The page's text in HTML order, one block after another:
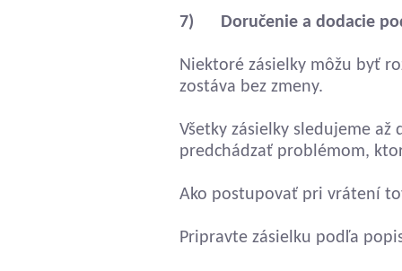
7) Doručenie a dodacie
Niektoré zásielky môžu byť
zostáva bez zmeny.
Všetky zásielky sledujeme
predchádzať problémom,
Ako postupovať pri vrátení
Pripravte zásielku podľa